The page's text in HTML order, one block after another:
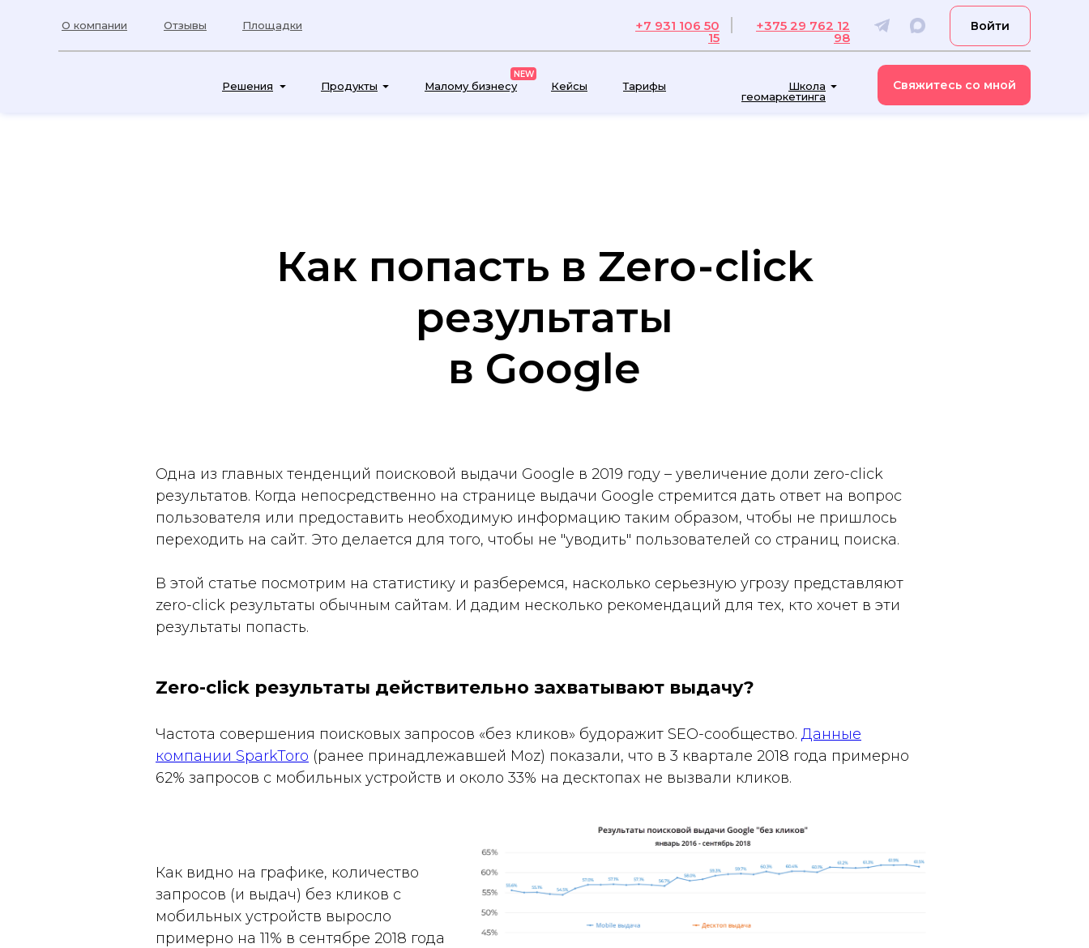
Продукты
Решения Кейсы Тарифы
Школа
геомаркетинга
Свяжитесь со мной
Войти
Площадки
О компании Отзывы
NEW
Малому бизнесу
+7 931 106 50
15
+375 29 762 12
98
Как попасть в Zero-click
результаты
в Google
Одна из главных тенденций поисковой выдачи Google в 2019 году – увеличение доли zero-click
результатов. Когда непосредственно на странице выдачи Google стремится дать ответ на вопрос
пользователя или предоставить необходимую информацию таким образом, чтобы не пришлось
переходить на сайт. Это делается для того, чтобы не "уводить" пользователей со страниц поиска.
В этой статье посмотрим на статистику и разберемся, насколько серьезную угрозу представляют
zero-click результаты обычным сайтам. И дадим несколько рекомендаций для тех, кто хочет в эти
результаты попасть.
Zero-click результаты действительно захватывают выдачу?
Частота совершения поисковых запросов «без кликов» будоражит SEO-сообщество. Данные
компании SparkToro (ранее принадлежавшей Moz) показали, что в 3 квартале 2018 года примерно
62% запросов с мобильных устройств и около 33% на десктопах не вызвали кликов.
Как видно на графике, количество
запросов (и выдач) без кликов с
мобильных устройств выросло
примерно на 11% в сентябре 2018 года